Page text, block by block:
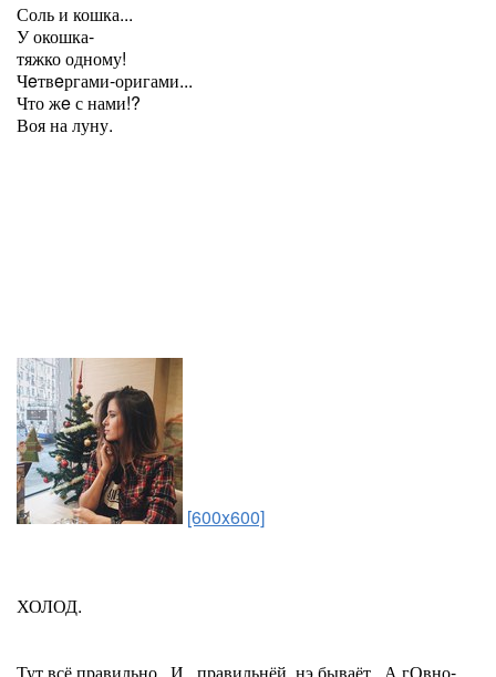
Соль и кошка...
У окошка-
тяжко одному!
Чeтвeргами-оригами...
Что жe с нами!?
Воя на луну.
[600x600]
ХОЛОД.